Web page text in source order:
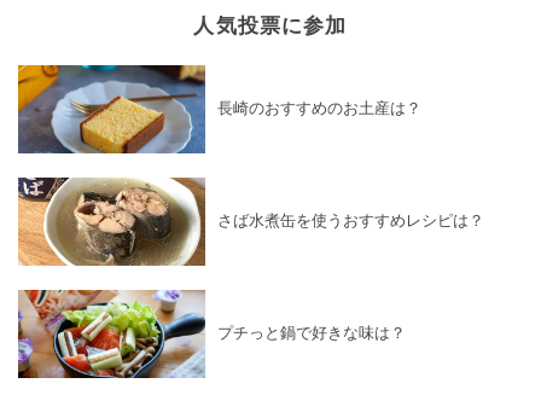
人気投票に参加
長崎のおすすめのお土産は？
さば水煮缶を使うおすすめレシピは？
プチっと鍋で好きな味は？